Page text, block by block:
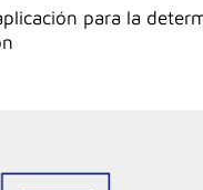
para la